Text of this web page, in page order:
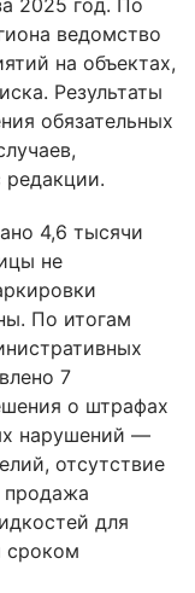
ведомство
на объектах,
Результаты
обязательных
редакции.
4,6 тысячи
не
По итогам
7
о штрафах
нарушений —
отсутствие
продажа
для
сроком